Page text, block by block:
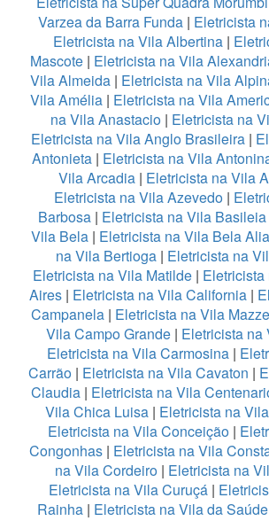
Varzea da Barra Funda| Eletricista
Eletricista na Vila Albertina |
Mascote| Eletricista na Vila
Vila Almeida | Eletricista na Vila
Vila Amélia | Eletricista na Vila
na Vila Anastacio | Eletricista na
Eletricista na Vila Anglo Brasileira |
Antonieta | Eletricista na Vila
Vila Arcadia | Eletricista na Vila
Eletricista na Vila Azevedo|
Barbosa | Eletricista na Vila Basileia
Vila Bela | Eletricista na Vila Bela
na Vila Bertioga| Eletricista na
Eletricista na Vila Matilde|
Aires | Eletricista na Vila California |
Campanela | Eletricista na Vila
Vila Campo Grande| Eletricista na
Eletricista na Vila Carmosina |
Carrão| Eletricista na Vila Cavaton |
Claudia| Eletricista na Vila
Vila Chica Luisa | Eletricista na
Eletricista na Vila Conceição|
Congonhas | Eletricista na Vila
na Vila Cordeiro| Eletricista na
Eletricista na Vila Curuçá |
Rainha | Eletricista na Vila da Saúde